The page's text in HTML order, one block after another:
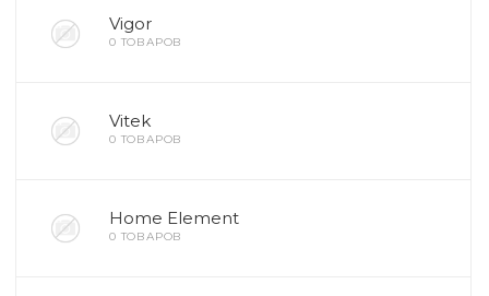
Vigor
0 ТОВАРОВ
Vitek
0 ТОВАРОВ
Home Element
0 ТОВАРОВ